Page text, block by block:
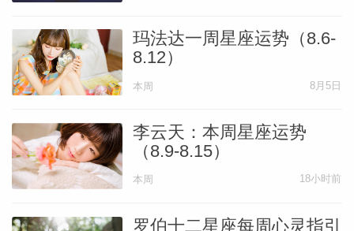
金星拱冥王星
7.6
靠谱指数：★★★★★
金星跟冥王角度和谐，介于这周金星已经很
给力了，相当于就是周末给咱加固一下，把
玛法达一周星座运势（8.6-
8.12）
本周 8月5日
李云天：本周星座运势
（8.9-8.15）
本周 18小时前
罗伯十二星座每周心灵指引